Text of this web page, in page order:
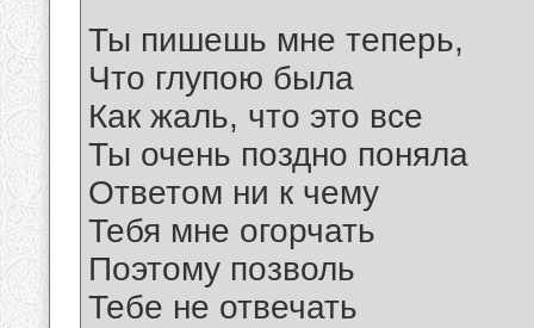
Ты пишешь мне теперь,
Что глупою была
Как жаль, что это все
Ты очень поздно поняла
Ответом ни к чему
Тебя мне огорчать
Поэтому позволь
Тебе не отвечать